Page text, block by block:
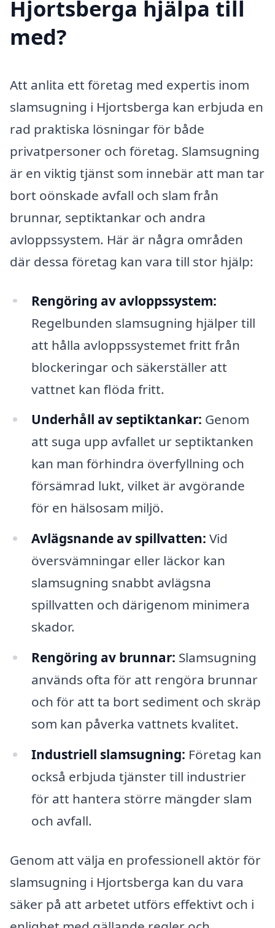
Hjortsberga hjälpa till
med?
Att anlita ett företag med expertis inom
slamsugning i Hjortsberga kan erbjuda en
rad praktiska lösningar för både
privatpersoner och företag. Slamsugning
är en viktig tjänst som innebär att man tar
bort oönskade avfall och slam från
brunnar, septiktankar och andra
avloppssystem. Här är några områden
där dessa företag kan vara till stor hjälp:
Rengöring av avloppssystem:
Regelbunden slamsugning hjälper till
att hålla avloppssystemet fritt från
blockeringar och säkerställer att
vattnet kan flöda fritt.
Underhåll av septiktankar: Genom
att suga upp avfallet ur septiktanken
kan man förhindra överfyllning och
försämrad lukt, vilket är avgörande
för en hälsosam miljö.
Avlägsnande av spillvatten: Vid
översvämningar eller läckor kan
slamsugning snabbt avlägsna
spillvatten och därigenom minimera
skador.
Rengöring av brunnar: Slamsugning
används ofta för att rengöra brunnar
och för att ta bort sediment och skräp
som kan påverka vattnets kvalitet.
Industriell slamsugning: Företag kan
också erbjuda tjänster till industrier
för att hantera större mängder slam
och avfall.
Genom att välja en professionell aktör för
slamsugning i Hjortsberga kan du vara
säker på att arbetet utförs effektivt och i